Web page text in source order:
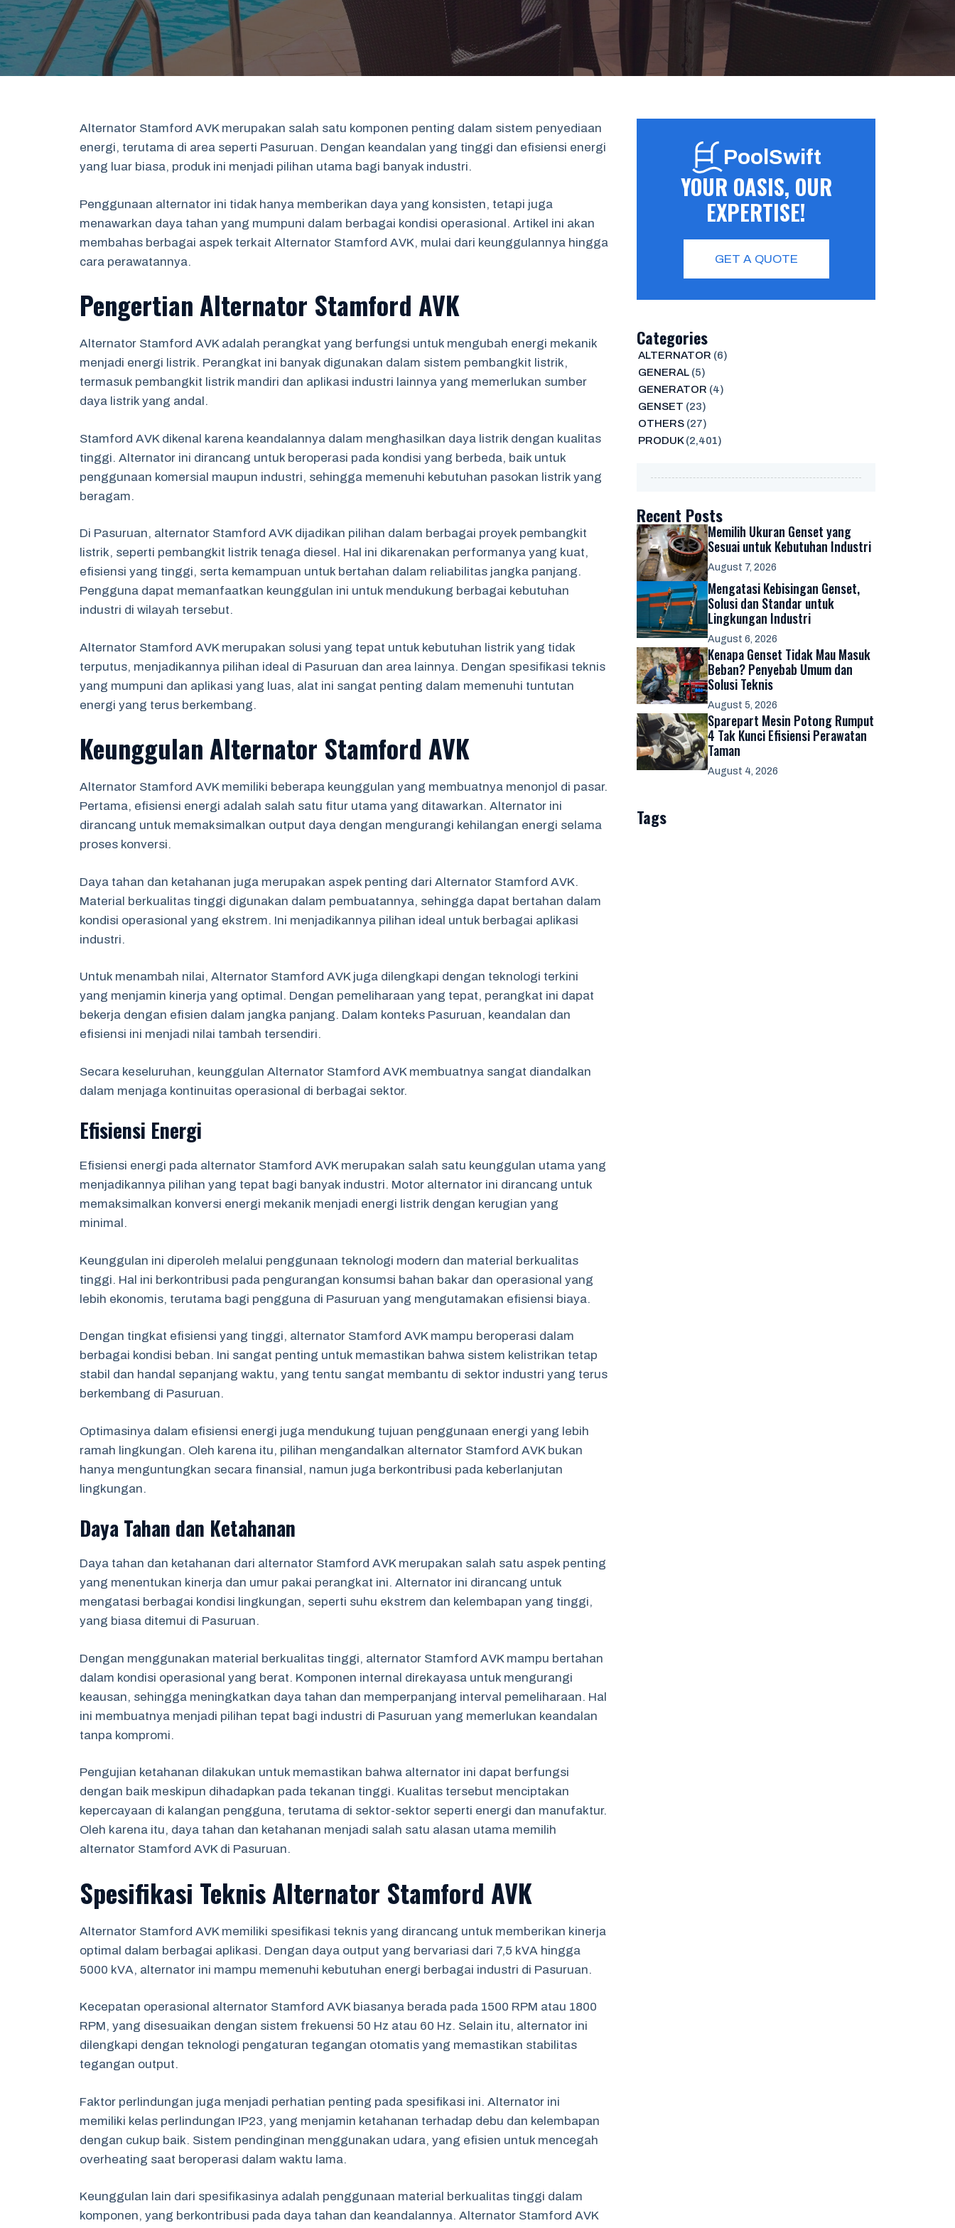
Alternator Stamford AVK merupakan salah satu komponen penting dalam sistem penyediaan
energi, terutama di area seperti Pasuruan. Dengan keandalan yang tinggi dan efisiensi energi
yang luar biasa, produk ini menjadi pilihan utama bagi banyak industri.
Penggunaan alternator ini tidak hanya memberikan daya yang konsisten, tetapi juga
menawarkan daya tahan yang mumpuni dalam berbagai kondisi operasional. Artikel ini akan
membahas berbagai aspek terkait Alternator Stamford AVK, mulai dari keunggulannya hingga
cara perawatannya.
Pengertian Alternator Stamford AVK
Alternator Stamford AVK adalah perangkat yang berfungsi untuk mengubah energi mekanik
menjadi energi listrik. Perangkat ini banyak digunakan dalam sistem pembangkit listrik,
termasuk pembangkit listrik mandiri dan aplikasi industri lainnya yang memerlukan sumber
daya listrik yang andal.
Stamford AVK dikenal karena keandalannya dalam menghasilkan daya listrik dengan kualitas
tinggi. Alternator ini dirancang untuk beroperasi pada kondisi yang berbeda, baik untuk
penggunaan komersial maupun industri, sehingga memenuhi kebutuhan pasokan listrik yang
beragam.
Di Pasuruan, alternator Stamford AVK dijadikan pilihan dalam berbagai proyek pembangkit
listrik, seperti pembangkit listrik tenaga diesel. Hal ini dikarenakan performanya yang kuat,
efisiensi yang tinggi, serta kemampuan untuk bertahan dalam reliabilitas jangka panjang.
Pengguna dapat memanfaatkan keunggulan ini untuk mendukung berbagai kebutuhan
industri di wilayah tersebut.
Alternator Stamford AVK merupakan solusi yang tepat untuk kebutuhan listrik yang tidak
terputus, menjadikannya pilihan ideal di Pasuruan dan area lainnya. Dengan spesifikasi teknis
yang mumpuni dan aplikasi yang luas, alat ini sangat penting dalam memenuhi tuntutan
energi yang terus berkembang.
Keunggulan Alternator Stamford AVK
Alternator Stamford AVK memiliki beberapa keunggulan yang membuatnya menonjol di pasar.
Pertama, efisiensi energi adalah salah satu fitur utama yang ditawarkan. Alternator ini
dirancang untuk memaksimalkan output daya dengan mengurangi kehilangan energi selama
proses konversi.
Daya tahan dan ketahanan juga merupakan aspek penting dari Alternator Stamford AVK.
Material berkualitas tinggi digunakan dalam pembuatannya, sehingga dapat bertahan dalam
kondisi operasional yang ekstrem. Ini menjadikannya pilihan ideal untuk berbagai aplikasi
industri.
Untuk menambah nilai, Alternator Stamford AVK juga dilengkapi dengan teknologi terkini
yang menjamin kinerja yang optimal. Dengan pemeliharaan yang tepat, perangkat ini dapat
bekerja dengan efisien dalam jangka panjang. Dalam konteks Pasuruan, keandalan dan
efisiensi ini menjadi nilai tambah tersendiri.
Secara keseluruhan, keunggulan Alternator Stamford AVK membuatnya sangat diandalkan
dalam menjaga kontinuitas operasional di berbagai sektor.
Efisiensi Energi
Efisiensi energi pada alternator Stamford AVK merupakan salah satu keunggulan utama yang
menjadikannya pilihan yang tepat bagi banyak industri. Motor alternator ini dirancang untuk
memaksimalkan konversi energi mekanik menjadi energi listrik dengan kerugian yang
minimal.
Keunggulan ini diperoleh melalui penggunaan teknologi modern dan material berkualitas
tinggi. Hal ini berkontribusi pada pengurangan konsumsi bahan bakar dan operasional yang
lebih ekonomis, terutama bagi pengguna di Pasuruan yang mengutamakan efisiensi biaya.
Dengan tingkat efisiensi yang tinggi, alternator Stamford AVK mampu beroperasi dalam
berbagai kondisi beban. Ini sangat penting untuk memastikan bahwa sistem kelistrikan tetap
stabil dan handal sepanjang waktu, yang tentu sangat membantu di sektor industri yang terus
berkembang di Pasuruan.
Optimasinya dalam efisiensi energi juga mendukung tujuan penggunaan energi yang lebih
ramah lingkungan. Oleh karena itu, pilihan mengandalkan alternator Stamford AVK bukan
hanya menguntungkan secara finansial, namun juga berkontribusi pada keberlanjutan
lingkungan.
Daya Tahan dan Ketahanan
Daya tahan dan ketahanan dari alternator Stamford AVK merupakan salah satu aspek penting
yang menentukan kinerja dan umur pakai perangkat ini. Alternator ini dirancang untuk
mengatasi berbagai kondisi lingkungan, seperti suhu ekstrem dan kelembapan yang tinggi,
yang biasa ditemui di Pasuruan.
Dengan menggunakan material berkualitas tinggi, alternator Stamford AVK mampu bertahan
dalam kondisi operasional yang berat. Komponen internal direkayasa untuk mengurangi
keausan, sehingga meningkatkan daya tahan dan memperpanjang interval pemeliharaan. Hal
ini membuatnya menjadi pilihan tepat bagi industri di Pasuruan yang memerlukan keandalan
tanpa kompromi.
Pengujian ketahanan dilakukan untuk memastikan bahwa alternator ini dapat berfungsi
dengan baik meskipun dihadapkan pada tekanan tinggi. Kualitas tersebut menciptakan
kepercayaan di kalangan pengguna, terutama di sektor-sektor seperti energi dan manufaktur.
Oleh karena itu, daya tahan dan ketahanan menjadi salah satu alasan utama memilih
alternator Stamford AVK di Pasuruan.
Spesifikasi Teknis Alternator Stamford AVK
Alternator Stamford AVK memiliki spesifikasi teknis yang dirancang untuk memberikan kinerja
optimal dalam berbagai aplikasi. Dengan daya output yang bervariasi dari 7,5 kVA hingga
5000 kVA, alternator ini mampu memenuhi kebutuhan energi berbagai industri di Pasuruan.
Kecepatan operasional alternator Stamford AVK biasanya berada pada 1500 RPM atau 1800
RPM, yang disesuaikan dengan sistem frekuensi 50 Hz atau 60 Hz. Selain itu, alternator ini
dilengkapi dengan teknologi pengaturan tegangan otomatis yang memastikan stabilitas
tegangan output.
Faktor perlindungan juga menjadi perhatian penting pada spesifikasi ini. Alternator ini
memiliki kelas perlindungan IP23, yang menjamin ketahanan terhadap debu dan kelembapan
dengan cukup baik. Sistem pendinginan menggunakan udara, yang efisien untuk mencegah
overheating saat beroperasi dalam waktu lama.
Keunggulan lain dari spesifikasinya adalah penggunaan material berkualitas tinggi dalam
komponen, yang berkontribusi pada daya tahan dan keandalannya. Alternator Stamford AVK
PoolSwift
YOUR OASIS, OUR
EXPERTISE!
GET A QUOTE
Categories
ALTERNATOR (6)
GENERAL(5)
GENERATOR (4)
GENSET (23)
OTHERS(27)
PRODUK(2,401)
Recent Posts
Memilih Ukuran Genset yang
Sesuai untuk Kebutuhan Industri
August 7, 2026
Mengatasi Kebisingan Genset,
Solusi dan Standar untuk
Lingkungan Industri
August 6, 2026
Kenapa Genset Tidak Mau Masuk
Beban? Penyebab Umum dan
Solusi Teknis
August 5, 2026
Sparepart Mesin Potong Rumput
4 Tak Kunci Efisiensi Perawatan
Taman
August 4, 2026
Tags